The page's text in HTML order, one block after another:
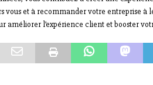
et à recommander votre entreprise à
améliorer l’expérience client et booster